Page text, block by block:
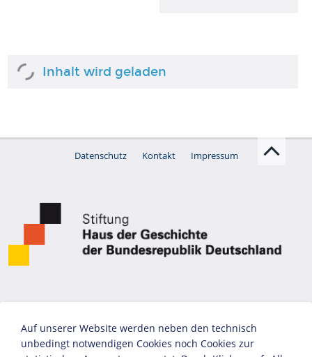
Inhalt wird geladen
Datenschutz Kontakt Impressum
Auf unserer Website werden neben den technisch
unbedingt notwendigen Cookies noch Cookies zur